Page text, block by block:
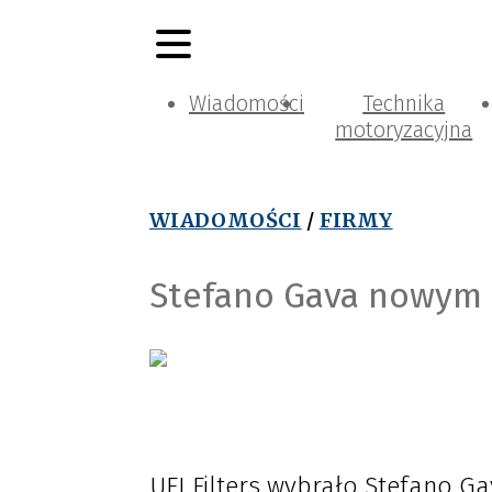
Wiadomości
Technika
motoryzacyjna
WIADOMOŚCI / FIRMY
Stefano Gava nowym
UFI Filters wybrało Stefano